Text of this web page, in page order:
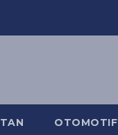
OTOMOTIF